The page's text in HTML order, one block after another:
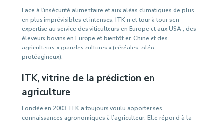
Face à l’insécurité alimentaire et aux aléas climatiques de plus
en plus imprévisibles et intenses, ITK met tour à tour son
expertise au service des viticulteurs en Europe et aux USA ; des
éleveurs bovins en Europe et bientôt en Chine et des
agriculteurs « grandes cultures » (céréales, oléo-
protéagineux).
ITK, vitrine de la prédiction en
agriculture
Fondée en 2003, ITK a toujours voulu apporter ses
connaissances agronomiques à l’agriculteur. Elle répond à la